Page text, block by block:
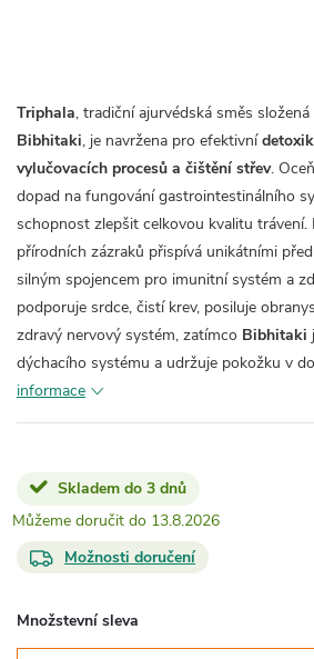
Triphala, tradiční ajurvédská směs složená
Bibhitaki, je navržena pro efektivní
vylučovacích procesů a čištění střev.
dopad na fungování gastrointestinálního
schopnost zlepšit celkovou kvalitu
přírodních zázraků přispívá unikátními
silným spojencem pro imunitní systém a
podporuje srdce, čistí krev, posiluje
zdravý nervový systém, zatímco Bibhitaki
dýchacího systému a udržuje pokožku v
informace
Skladem do 3 dnů
13.8.2026
Možnosti doručení
Množstevní sleva